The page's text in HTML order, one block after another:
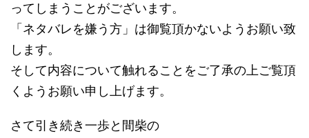
ってしまうことがございます。
「ネタバレを嫌う方」は御覧頂かないようお願い致
します。
そして内容について触れることをご了承の上ご覧頂
くようお願い申し上げます。
さて引き続き一歩と間柴の